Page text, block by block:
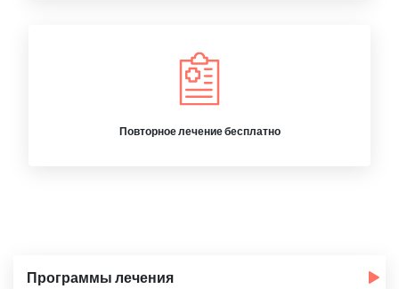
Повторное лечение бесплатно
Программы лечения